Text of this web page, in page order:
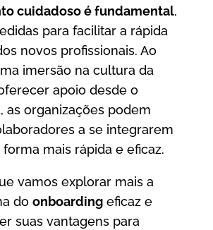
cuidadoso é fundamental,
para facilitar a rápida
novos profissionais. Ao
imersão na cultura da
apoio desde o
as organizações podem
a se integrarem
mais rápida e eficaz.
vamos explorar mais a
do onboardingeficaz e
suas vantagens para